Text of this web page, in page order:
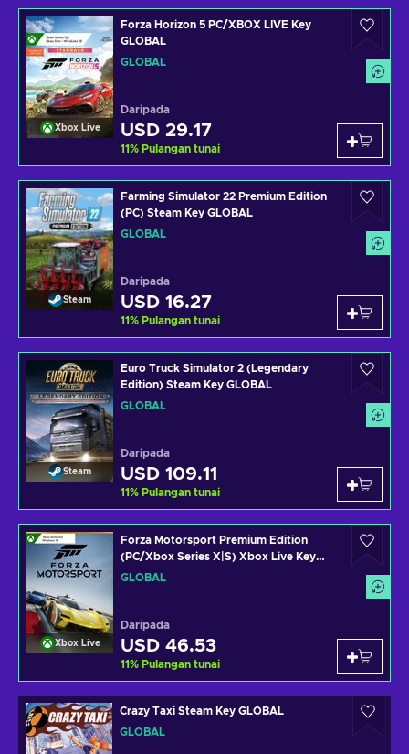
Xbox Live
Forza Horizon 5 PC/XBOX LIVE Key
GLOBAL
GLOBAL
Daripada
USD 29.17
11% Pulangan tunai
Steam
Farming Simulator 22 Premium Edition
(PC) Steam Key GLOBAL
GLOBAL
Daripada
USD 16.27
11% Pulangan tunai
Steam
Euro Truck Simulator 2 (Legendary
Edition) Steam Key GLOBAL
GLOBAL
Daripada
USD 109.11
11% Pulangan tunai
Xbox Live
Forza Motorsport Premium Edition
(PC/Xbox Series X|S) Xbox Live Key
GLOBAL
GLOBAL
Daripada
USD 46.53
11% Pulangan tunai
Crazy Taxi Steam Key GLOBAL
GLOBAL